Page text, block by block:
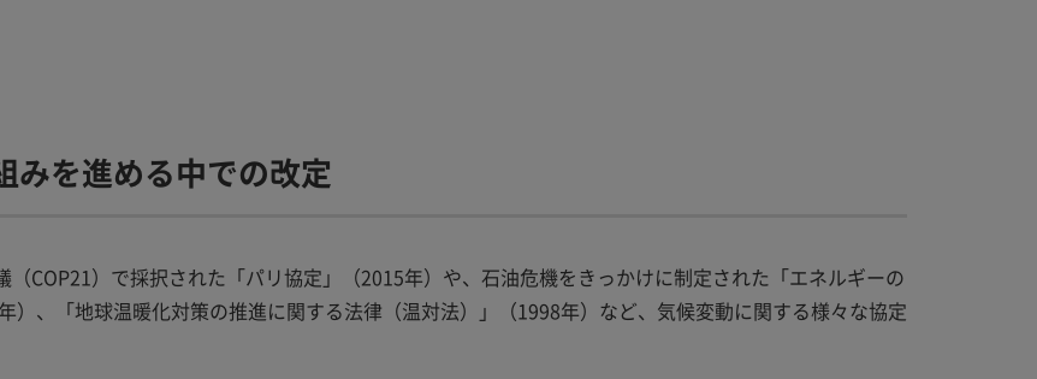
みを進める中での改定
COP21）で採択された「パリ協定」（2015年）や、石油危機をきっかけに制定された「エネルギーの
）、「地球温暖化対策の推進に関する法律（温対法）」（1998年）など、気候変動に関する様々な協定